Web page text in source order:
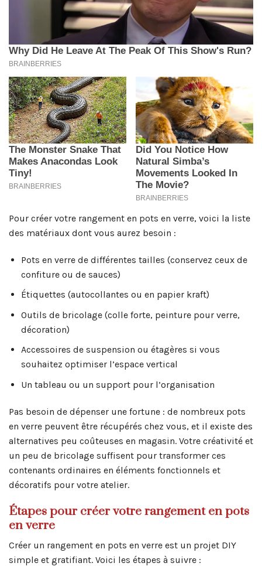
Pour créer votre rangement en pots en verre, voici la liste
des matériaux dont vous aurez besoin :
Pots en verre de différentes tailles (conservez ceux de
confiture ou de sauces)
Étiquettes (autocollantes ou en papier kraft)
Outils de bricolage (colle forte, peinture pour verre,
décoration)
Accessoires de suspension ou étagères si vous
souhaitez optimiser l’espace vertical
Un tableau ou un support pour l’organisation
Pas besoin de dépenser une fortune : de nombreux pots
en verre peuvent être récupérés chez vous, et il existe des
alternatives peu coûteuses en magasin. Votre créativité et
un peu de bricolage suffisent pour transformer ces
contenants ordinaires en éléments fonctionnels et
décoratifs pour votre atelier.
Étapes pour créer votre rangement en pots
en verre
Créer un rangement en pots en verre est un projet DIY
simple et gratifiant. Voici les étapes à suivre :